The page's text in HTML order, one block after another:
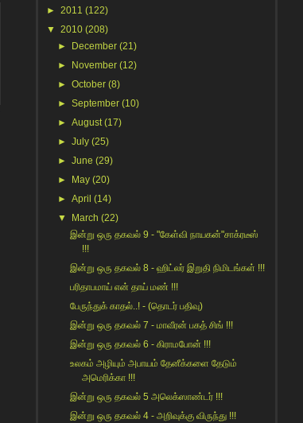
► 2011 (122)
▼ 2010 (208)
►
December (21)
►
November (12)
►October (8)
►September (10)
►August (17)
►July (25)
►June (29)
►
May (20)
►April (14)
▼
March (22)
இன்று ஒரு தகவல் 9 - "கேள்வி நாயகன்"சாக்ரடீஸ்
!!!
இன்று ஒரு தகவல் 8 - ஹிட்லர் இறுதி நிமிடங்கள் !!!
பரிதாபமாய் என் தாய் மண் !!!
பேருந்துக் காதல்..! - (தொடர் பதிவு)
இன்று ஒரு தகவல் 7 - மாவீரன் பகத் சிங் !!!
இன்று ஒரு தகவல் 6 - கிராமபோன் !!!
உலகம் அழியும் அபாயம் தேனீக்களை தேடும்
அமெரிக்கா !!!
இன்று ஒரு தகவல் 5 அலெக்ஸாண்டர் !!!
இன்று ஒரு தகவல் 4 - அறிவுக்கு விருந்து !!!